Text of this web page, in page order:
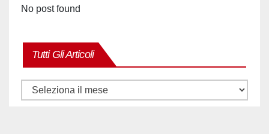
No post found
Tutti Gli Articoli
Tutti